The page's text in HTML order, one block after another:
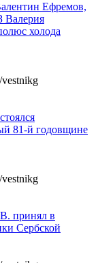
Ефремов,
Валерия
холода
81-й годовщине
принял в
Сербской